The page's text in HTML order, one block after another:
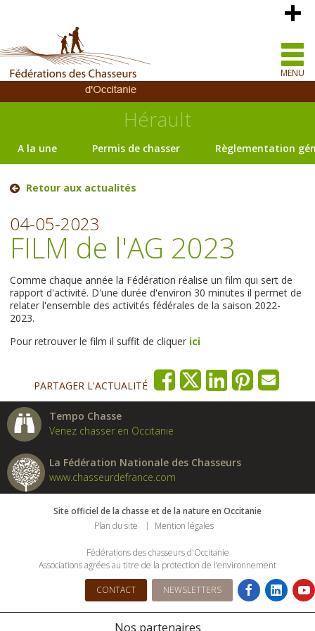
MENU
Hérault
A la une Permis de chasser Règlementation
Retour aux actualités
04-05-2023
FILM de l'AG 2023
Comme chaque année la Fédération réalise un film qui sert de
rapport d'activité. D'une durée d'environ 30 minutes il permet de
relater l'ensemble des activités fédérales de la saison 2022-
2023.
Pour retrouver le film il suffit de cliquer ici
PARTAGER L'ACTUALITÉ
Tempo Chasse
Venez chasser en Occitanie
La Fédération Nationale des Chasseurs
www.chasseurdefrance.com
Site officiel de la chasse et de la nature en Occitanie
Plan du site
Mention légales
Fédérations des chasseurs d'Occitanie
Associations agrées au titre de la protection de l’environnement
CONTACT NEWSLETTERS
Nos partenaires